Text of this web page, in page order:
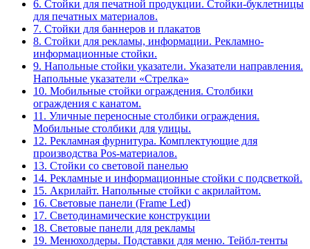
6. Стойки для печатной продукции. Стойки-буклетницы
для печатных материалов.
7. Стойки для баннеров и плакатов
8. Стойки для рекламы, информации. Рекламно-
информационные стойки.
9. Напольные стойки указатели. Указатели направления.
Напольные указатели «Стрелка»
10. Мобильные стойки ограждения. Столбики
ограждения с канатом.
11. Уличные переносные столбики ограждения.
Мобильные столбики для улицы.
12. Рекламная фурнитура. Комплектующие для
производства Pos-материалов.
13. Стойки со световой панелью
14. Рекламные и информационные стойки с подсветкой.
15. Акрилайт. Напольные стойки с акрилайтом.
16. Световые панели (Frame Led)
17. Светодинамические конструкции
18. Световые панели для рекламы
19. Менюхолдеры. Подставки для меню. Тейбл-тенты